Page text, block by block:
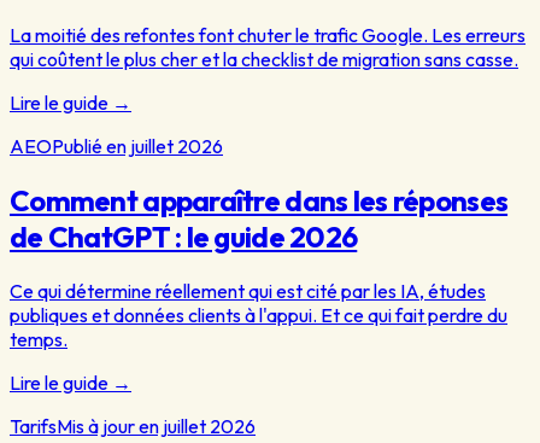
La moitié des refontes font chuter le trafic Google. Les erreurs
qui coûtent le plus cher et la checklist de migration sans casse.
Lire le guide →
AEOPublié en juillet 2026
Comment apparaître dans les réponses
de ChatGPT : le guide 2026
Ce qui détermine réellement qui est cité par les IA, études
publiques et données clients à l'appui. Et ce qui fait perdre du
temps.
Lire le guide →
TarifsMis à jour en juillet 2026